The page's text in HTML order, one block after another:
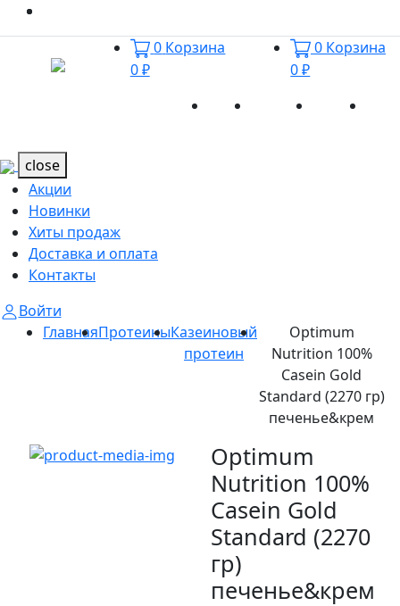
0 Корзина
0 ₽
0 Корзина
0 ₽
Акции Новинки
close
Акции
Новинки
Хиты продаж
Доставка и оплата
Контакты
Войти
ГлавнаяПротеиныКазеиновый
протеин
Optimum
Nutrition 100%
Casein Gold
Standard (2270 гр)
печенье&крем
Optimum
Nutrition 100%
Casein Gold
Standard (2270
гр)
печенье&крем